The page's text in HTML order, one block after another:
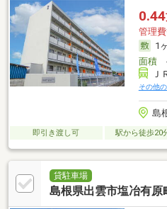
0.44
管理
1
面積
Ｊ
その他
島
即引き渡し可 駅から徒歩20
貸駐車場
島根県出雲市塩冶有原